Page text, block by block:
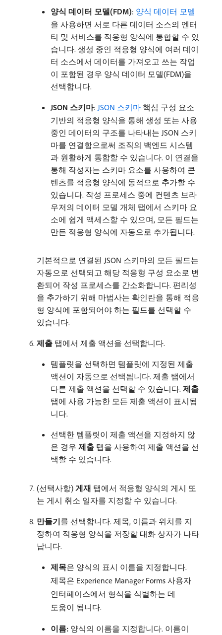
양식 데이터 모델(FDM): 양식 데이터 모델
을 사용하면 서로 다른 데이터 소스의 엔터
티 및 서비스를 적응형 양식에 통합할 수 있
습니다. 생성 중인 적응형 양식에 여러 데이
터 소스에서 데이터를 가져오고 쓰는 작업
이 포함된 경우 양식 데이터 모델(FDM)을
선택합니다.
JSON 스키마: JSON 스키마 핵심 구성 요소
기반의 적응형 양식을 통해 생성 또는 사용
중인 데이터의 구조를 나타내는 JSON 스키
마를 연결함으로써 조직의 백엔드 시스템
과 원활하게 통합할 수 있습니다. 이 연결을
통해 작성자는 스키마 요소를 사용하여 콘
텐츠를 적응형 양식에 동적으로 추가할 수
있습니다. 작성 프로세스 중에 컨텐츠 브라
우저의 데이터 모델 개체 탭에서 스키마 요
소에 쉽게 액세스할 수 있으며, 모든 필드는
만든 적응형 양식에 자동으로 추가됩니다.
기본적으로 연결된 JSON 스키마의 모든 필드는
자동으로 선택되고 해당 적응형 구성 요소로 변
환되어 작성 프로세스를 간소화합니다. 편리성
을 추가하기 위해 마법사는 확인란을 통해 적응
형 양식에 포함되어야 하는 필드를 선택할 수
있습니다.
제출 탭에서 제출 액션을 선택합니다.
템플릿을 선택하면 템플릿에 지정된 제출
액션이 자동으로 선택됩니다. 제출 탭에서
다른 제출 액션을 선택할 수 있습니다. 제출
탭에 사용 가능한 모든 제출 액션이 표시됩
니다.
선택한 템플릿이 제출 액션을 지정하지 않
은 경우 제출 탭을 사용하여 제출 액션을 선
택할 수 있습니다.
(선택사항) 게재 탭에서 적응형 양식의 게시 또
는 게시 취소 일자를 지정할 수 있습니다.
만들기​를 선택합니다. 제목, 이름과 위치를 지
정하여 적응형 양식을 저장할 대화 상자가 나타
납니다.
제목​은 양식의 표시 이름을 지정합니다.
제목은 Experience Manager Forms 사용자
인터페이스에서 형식을 식별하는 데
도움이 됩니다.
이름: 양식의 이름을 지정합니다. 이름이